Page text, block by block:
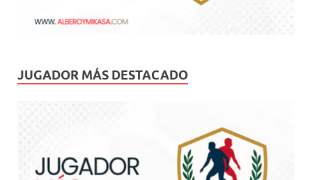
JUGADOR MÁS DESTACADO